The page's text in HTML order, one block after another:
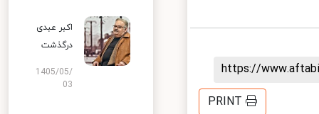
https://
PRINT
اکبر عبدی
درگذشت
1405/05/
03